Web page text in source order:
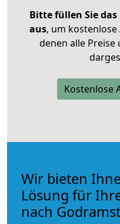
Bitte füllen Sie
aus, um
denen alle
Kostenlose
Wir bieten
Lösung für
nach